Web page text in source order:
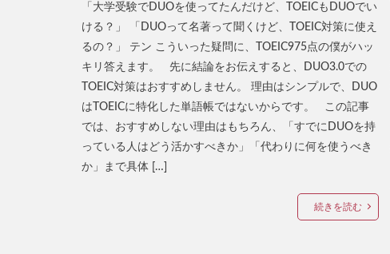
「大学受験でDUOを使ってたんだけど、TOEICもDUOでい
ける？」 「DUOって名著って聞くけど、TOEIC対策に使え
るの？」 テン こういった疑問に、TOEIC975点の僕がハッ
キリ答えます。 先に結論をお伝えすると、DUO3.0での
TOEIC対策はおすすめしません。 理由はシンプルで、DUO
はTOEICに特化した単語帳ではないからです。 この記事
では、おすすめしない理由はもちろん、「すでにDUOを持
っている人はどう活かすべきか」「代わりに何を使うべき
か」まで具体 […]
続きを読む